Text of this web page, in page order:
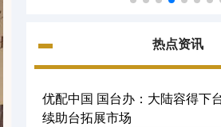
热点资讯
优配中国 国台办：大陆容得下
续助台拓展市场